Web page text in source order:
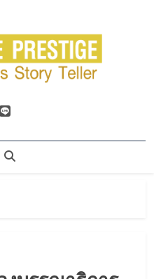
นักเล่าเรื่องความสำเร็จ :